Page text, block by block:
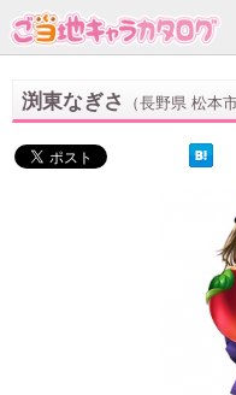
渕東なぎさ （長野県 松本市